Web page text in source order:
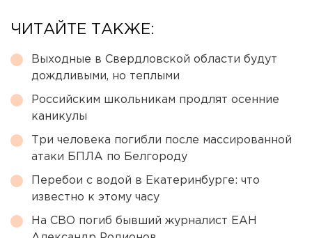
ЧИТАЙТЕ ТАКЖЕ:
Выходные в Свердловской области будут
дождливыми, но теплыми
Российским школьникам продлят осенние
каникулы
Три человека погибли после массированной
атаки БПЛА по Белгороду
Перебои с водой в Екатеринбурге: что
известно к этому часу
На СВО погиб бывший журналист ЕАН